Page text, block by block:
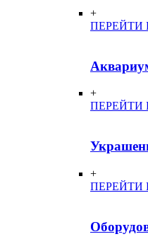
+
ПЕРЕЙТИ
+
ПЕРЕЙТИ
+
ПЕРЕЙТИ